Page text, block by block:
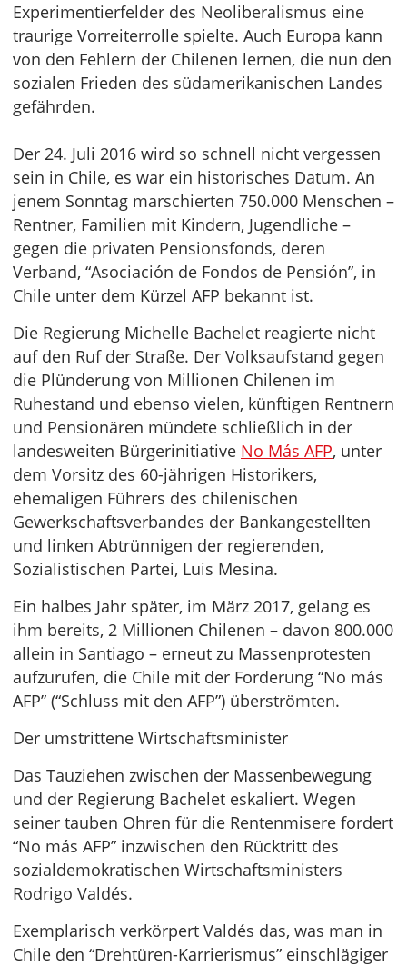
Experimentierfelder des Neoliberalismus eine
traurige Vorreiterrolle spielte. Auch Europa kann
von den Fehlern der Chilenen lernen, die nun den
sozialen Frieden des südamerikanischen Landes
gefährden.
Der 24. Juli 2016 wird so schnell nicht vergessen
sein in Chile, es war ein historisches Datum. An
jenem Sonntag marschierten 750.000 Menschen –
Rentner, Familien mit Kindern, Jugendliche –
gegen die privaten Pensionsfonds, deren
Verband, “Asociación de Fondos de Pensión”, in
Chile unter dem Kürzel AFP bekannt ist.
Die Regierung Michelle Bachelet reagierte nicht
auf den Ruf der Straße. Der Volksaufstand gegen
die Plünderung von Millionen Chilenen im
Ruhestand und ebenso vielen, künftigen Rentnern
und Pensionären mündete schließlich in der
landesweiten Bürgerinitiative No Más AFP, unter
dem Vorsitz des 60-jährigen Historikers,
ehemaligen Führers des chilenischen
Gewerkschaftsverbandes der Bankangestellten
und linken Abtrünnigen der regierenden,
Sozialistischen Partei, Luis Mesina.
Ein halbes Jahr später, im März 2017, gelang es
ihm bereits, 2 Millionen Chilenen – davon 800.000
allein in Santiago – erneut zu Massenprotesten
aufzurufen, die Chile mit der Forderung “No más
AFP” (“Schluss mit den AFP”) überströmten.
Der umstrittene Wirtschaftsminister
Das Tauziehen zwischen der Massenbewegung
und der Regierung Bachelet eskaliert. Wegen
seiner tauben Ohren für die Rentenmisere fordert
“No más AFP” inzwischen den Rücktritt des
sozialdemokratischen Wirtschaftsministers
Rodrigo Valdés.
Exemplarisch verkörpert Valdés das, was man in
Chile den “Drehtüren-Karrierismus” einschlägiger